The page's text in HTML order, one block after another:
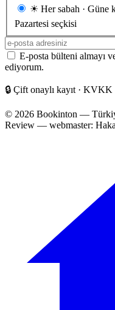
Gönderim
☀ Her sabah · Güne
Pazartesi seçkisi
E-
posta
adresiniz
E-posta bülteni almayı
ediyorum.
🔒 Çift onaylı kayıt · KVKK
© 2026 Bookinton —
Review — webmaster: